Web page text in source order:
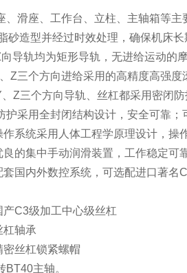
滑座、工作台、立柱、主轴箱等主
砂造型并经过时效处理，确保机床
导轨均为矩形导轨，无进给运动的
Z三个方向进给采用的高精度高强度
Z三个方向导轨、丝杠都采用密闭
护采用全封闭结构设计，安全可靠；
系统采用人体工程学原理设计，操
的集中手动润滑装置，工作稳定可
套国内外数控系统，可选配进口著名
产C3级加工中心级丝杠
杠轴承
密丝杠锁紧螺帽
转BT40主轴。